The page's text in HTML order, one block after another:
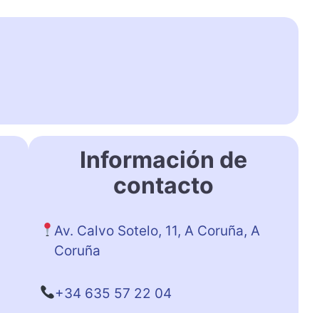
Información de
contacto
Av. Calvo Sotelo, 11, A Coruña, A
Coruña
+34 635 57 22 04